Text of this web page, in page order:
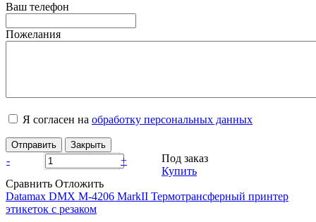
Ваш телефон
Пожелания
Я согласен на обработку персональных данных
Отправить Закрыть
- +
Под заказ
Купить
Сравнить Отложить
Datamax DMX M-4206 MarkII Термотрансферный принтер
этикеток с резаком